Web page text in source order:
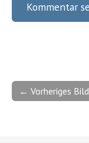
← Vorheriges Bild